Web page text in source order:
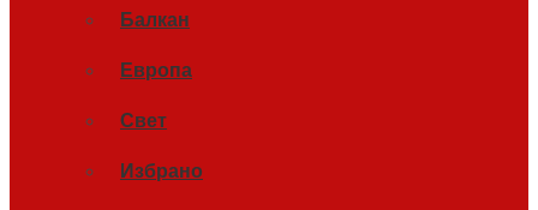
Балкан
Европа
Свет
Избрано